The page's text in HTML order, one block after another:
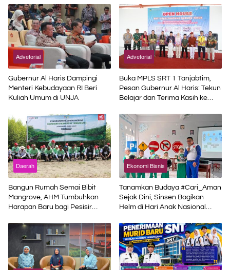
Advetorial
Gubernur Al Haris Dampingi
Menteri Kebudayaan RI Beri
Kuliah Umum di UNJA
Advetorial
Buka MPLS SRT 1 Tanjabtim,
Pesan Gubernur Al Haris: Tekun
Belajar dan Terima Kasih ke
Daerah
Bangun Rumah Semai Bibit
Mangrove, AHM Tumbuhkan
Harapan Baru bagi Pesisir
Ekonomi Bisnis
Tanamkan Budaya #Cari_Aman
Sejak Dini, Sinsen Bagikan
Helm di Hari Anak Nasional